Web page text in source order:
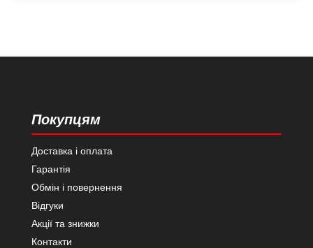
Покупцям
Доставка і оплата
Гарантія
Обмін і повернення
Відгуки
Акції та знижки
Контакти